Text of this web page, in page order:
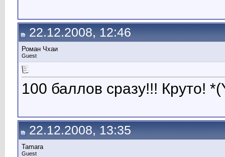
22.12.2008, 12:46
Роман Чхаи
Guest
100 баллов сразу!!! Круто!
22.12.2008, 13:35
Tamara
Guest